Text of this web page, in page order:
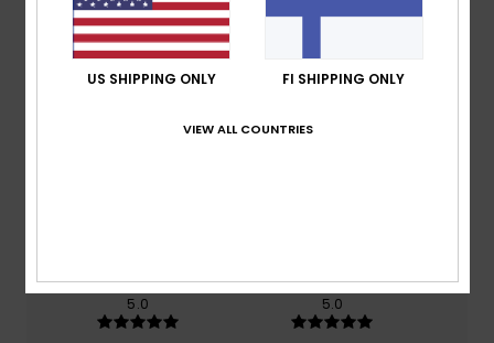
Average Score
5.0/5
Comfort
5.0
Value for money
5.0
US SHIPPING ONLY FI SHIPPING ONLY
VIEW ALL COUNTRIES